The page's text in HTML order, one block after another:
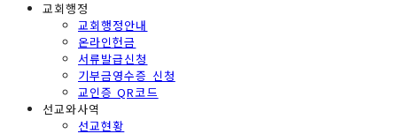
교회행정
교회행정안내
온라인헌금
서류발급신청
기부금영수증 신청
교인증 QR코드
선교와사역
선교현황